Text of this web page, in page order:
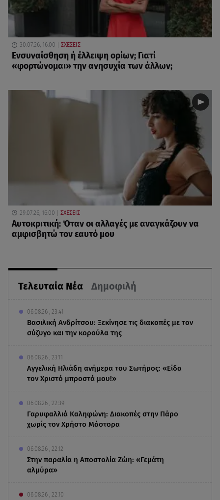
Τελευταία Νέα Δημοφιλή
06.08.26 , 23:41
Βασιλική Ανδρίτσου: Ξεκίνησε τις διακοπές με τον
σύζυγο και την κορούλα της
06.08.26 , 23:11
Αγγελική Ηλιάδη ανήμερα του Σωτήρος: «Είδα
τον Χριστό μπροστά μου!»
06.08.26 , 22:39
Γαρυφαλλιά Καληφώνη: Διακοπές στην Πάρο
χωρίς τον Χρήστο Μάστορα
06.08.26 , 22:12
Στην παραλία η Αποστολία Ζώη: «Γεμάτη
αλμύρα»
06.08.26 , 22:10
30.07.26, 16:00 ΣΧΕΣΕΙΣ
Eνσυναίσθηση ή έλλειψη ορίων; Γιατί
«φορτώνομαι» την ανησυχία των άλλων;
29.07.26, 16:00 ΣΧΕΣΕΙΣ
Αυτοκριτική: Όταν οι αλλαγές με αναγκάζουν να
αμφισβητώ τον εαυτό μου